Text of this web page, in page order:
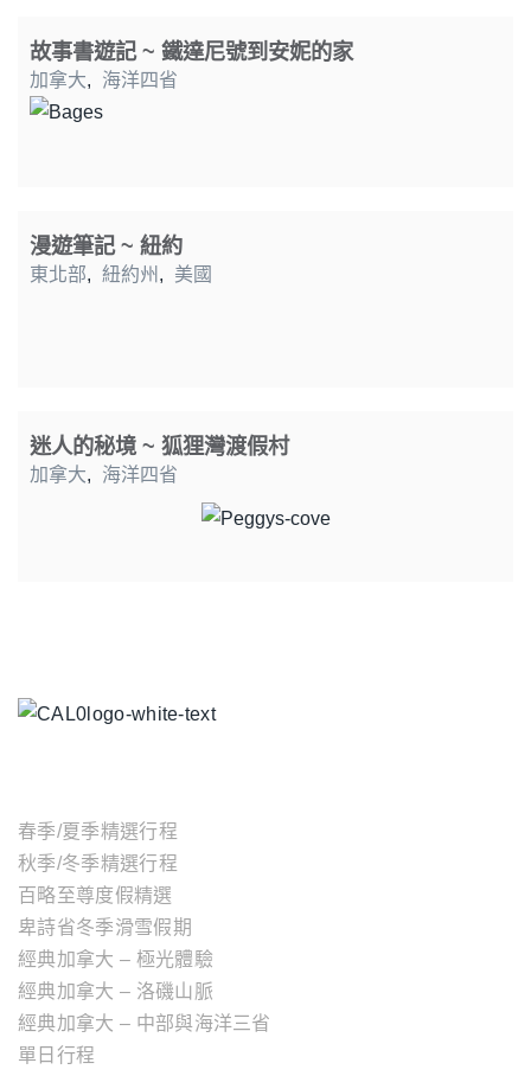
故事書遊記 ~ 鐵達尼號到安妮的家
加拿大, 海洋四省
漫遊筆記 ~ 紐約
東北部, 紐約州 , 美國
迷人的秘境 ~ 狐狸灣渡假村
加拿大, 海洋四省
春季/夏季精選行程
秋季/冬季精選行程
百略至尊度假精選
卑詩省冬季滑雪假期
經典加拿大 – 極光體驗
經典加拿大 – 洛磯山脈
經典加拿大 – 中部與海洋三省
單日行程